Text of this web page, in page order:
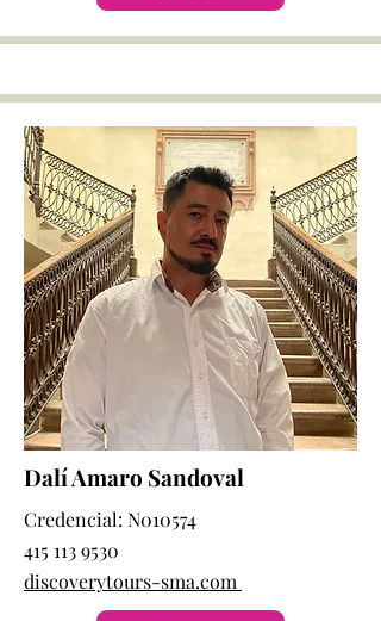
Dalí Amaro Sandoval
Credencial: N010574
415 113 9530
discoverytours-sma.com